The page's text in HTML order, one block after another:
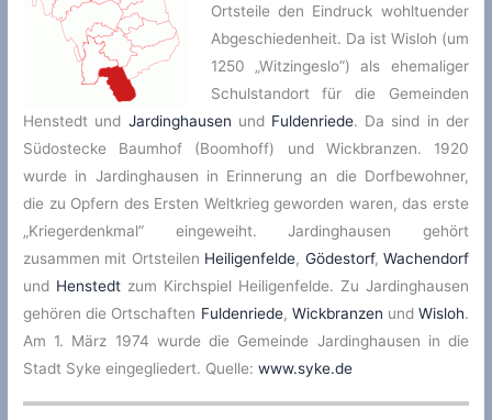
Ortsteile den Eindruck wohltuender
Abgeschiedenheit. Da ist Wisloh (um
1250 „Witzingeslo”) als ehemaliger
Schulstandort für die Gemeinden
Henstedt und Jardinghausen und Fuldenriede. Da sind in der
Südostecke Baumhof (Boomhoff) und Wickbranzen. 1920
wurde in Jardinghausen in Erinnerung an die Dorfbewohner,
die zu Opfern des Ersten Weltkrieg geworden waren, das erste
„Kriegerdenkmal” eingeweiht. Jardinghausen gehört
zusammen mit Ortsteilen Heiligenfelde, Gödestorf, Wachendorf
und Henstedt zum Kirchspiel Heiligenfelde. Zu Jardinghausen
gehören die Ortschaften Fuldenriede, Wickbranzen und Wisloh.
Am 1. März 1974 wurde die Gemeinde Jardinghausen in die
Stadt Syke eingegliedert. Quelle:www.syke.de